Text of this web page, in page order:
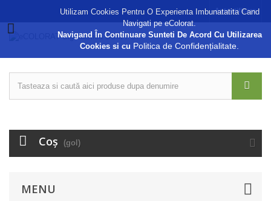
Autentificare
Coş (gol)
MENU
Utilizam Cookies Pentru O Experienta Imbunatatita Cand
Navigati pe eColorat.
Navigand În Continuare Sunteti De Acord Cu Utilizarea
Cookies si cu Politica de Confidențialitate.